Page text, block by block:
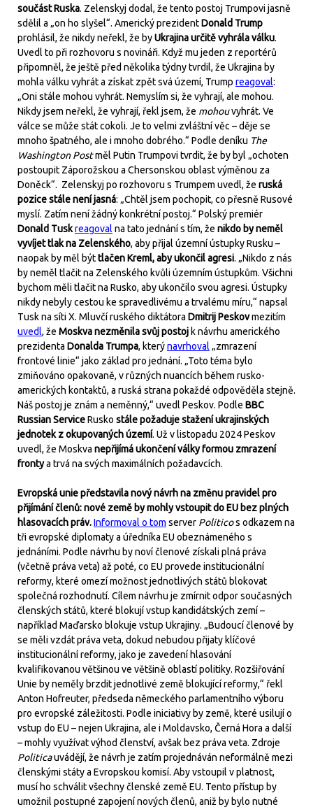
součást Ruska. Zelenskyj dodal, že tento postoj Trumpovi jasně
sdělil a „on ho slyšel“. Americký prezidentDonald Trump
prohlásil, že nikdy neřekl, že byUkrajina určitě vyhrála válku.
Uvedl to při rozhovoru s novináři. Když mu jeden z reportérů
připomněl, že ještě před několika týdny tvrdil, že Ukrajina by
mohla válku vyhrát a získat zpět svá území, Trump reagoval:
„Oni stále mohou vyhrát. Nemyslím si, že vyhrají, ale mohou.
Nikdy jsem neřekl, že vyhrají, řekl jsem, že mohouvyhrát. Ve
válce se může stát cokoli. Je to velmi zvláštní věc – děje se
mnoho špatného, ale i mnoho dobrého.“ Podle deníku The
Washington Postměl Putin Trumpovi tvrdit, že by byl „ochoten
postoupit Záporožskou a Chersonskou oblast výměnou za
Doněck“. Zelenskyj po rozhovoru s Trumpem uvedl, že ruská
pozice stále není jasná: „Chtěl jsem pochopit, co přesně Rusové
myslí. Zatím není žádný konkrétní postoj.“ Polský premiér
Donald Tuskreagoval na tato jednání s tím, že nikdo by neměl
vyvíjet tlak na Zelenského, aby přijal územní ústupky Rusku –
naopak by měl býttlačen Kreml, aby ukončil agresi. „Nikdo z nás
by neměl tlačit na Zelenského kvůli územním ústupkům. Všichni
bychom měli tlačit na Rusko, aby ukončilo svou agresi. Ústupky
nikdy nebyly cestou ke spravedlivému a trvalému míru,“ napsal
Tusk na síti X. Mluvčí ruského diktátora Dmitrij Peskovmezitím
uvedl, že Moskva nezměnila svůj postoj k návrhu amerického
prezidenta Donalda Trumpa, kterýnavrhoval „zmrazení
frontové linie“ jako základ pro jednání. „Toto téma bylo
zmiňováno opakovaně, v různých nuancích během rusko-
amerických kontaktů, a ruská strana pokaždé odpověděla stejně.
Náš postoj je znám a neměnný,“ uvedl Peskov. Podle BBC
Russian ServiceRusko stále požaduje stažení ukrajinských
jednotek z okupovaných území. Už v listopadu 2024 Peskov
uvedl, že Moskva nepřijímá ukončení války formou zmrazení
frontya trvá na svých maximálních požadavcích.
Evropská unie představila nový návrh na změnu pravidel pro
přijímání členů: nové země by mohly vstoupit do EU bez plných
hlasovacích práv.Informoval o tom server Politicos odkazem na
tři evropské diplomaty a úředníka EU obeznámeného s
jednáními. Podle návrhu by noví členové získali plná práva
(včetně práva veta) až poté, co EU provede institucionální
reformy, které omezí možnost jednotlivých států blokovat
společná rozhodnutí. Cílem návrhu je zmírnit odpor současných
členských států, které blokují vstup kandidátských zemí –
například Maďarsko blokuje vstup Ukrajiny. „Budoucí členové by
se měli vzdát práva veta, dokud nebudou přijaty klíčové
institucionální reformy, jako je zavedení hlasování
kvalifikovanou většinou ve většině oblastí politiky. Rozšiřování
Unie by neměly brzdit jednotlivé země blokující reformy,“ řekl
Anton Hofreuter, předseda německého parlamentního výboru
pro evropské záležitosti. Podle iniciativy by země, které usilují o
vstup do EU – nejen Ukrajina, ale i Moldavsko, Černá Hora a další
– mohly využívat výhod členství, avšak bez práva veta. Zdroje
Politicauvádějí, že návrh je zatím projednáván neformálně mezi
členskými státy a Evropskou komisí. Aby vstoupil v platnost,
musí ho schválit všechny členské země EU. Tento přístup by
umožnil postupné zapojení nových členů, aniž by bylo nutné